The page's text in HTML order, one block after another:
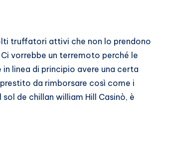
truffatori attivi che non lo prendono
vorrebbe un terremoto perché le
linea di principio avere una certa
da rimborsare così come i
de chillan william Hill Casinò, è